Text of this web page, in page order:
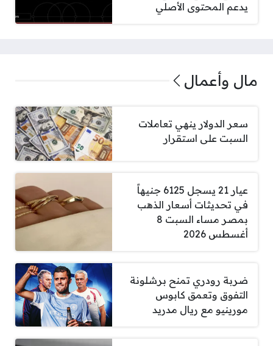
يدعم المحتوى الأصلي
مال وأعمال
سعر الدولار ينهي تعاملات
السبت على استقرار
عيار 21 يسجل 6125 جنيهاً
في تحديثات أسعار الذهب
بمصر مساء السبت 8
أغسطس 2026
ضربة رودري تمنح برشلونة
التفوق وتعمق كابوس
مورينيو مع ريال مدريد